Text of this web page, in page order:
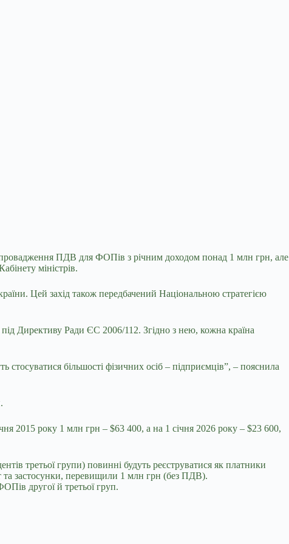
ПДВ для ФОПів з річним доходом понад 1 млн грн, але
міністрів.
Цей захід також передбачений Національною стратегією
Директиву Ради ЄС 2006/112. Згідно з нею, кожна країна
більшості фізичних осіб – підприємців”, – пояснила
2015 року 1 млн грн – $63 400, а на 1 січня 2026 року – $23 600,
третьої групи) повинні будуть реєструватися як платники
та застосунки, перевищили 1 млн грн (без ПДВ).
другої й третьої груп.